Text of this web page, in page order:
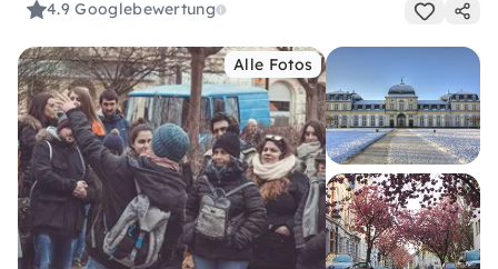
4.9Googlebewertung
Alle Fotos